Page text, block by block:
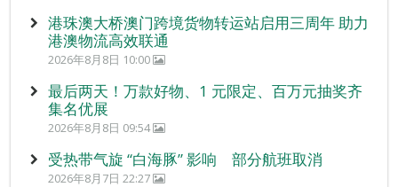
港珠澳大桥澳门跨境货物转运站启用三周年 助力
港澳物流高效联通
2026年8月8日 10:00
最后两天！万款好物、1 元限定、百万元抽奖齐
集名优展
2026年8月8日 09:54
受热带气旋 “白海豚” 影响 部分航班取消
2026年8月7日 22:27